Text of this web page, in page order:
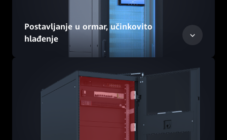
Postavljanje u ormar, učinkovito
hlađenje